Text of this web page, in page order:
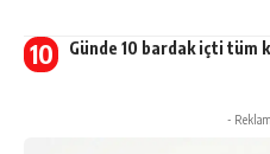
Günde 10 bardak içti tüm
-